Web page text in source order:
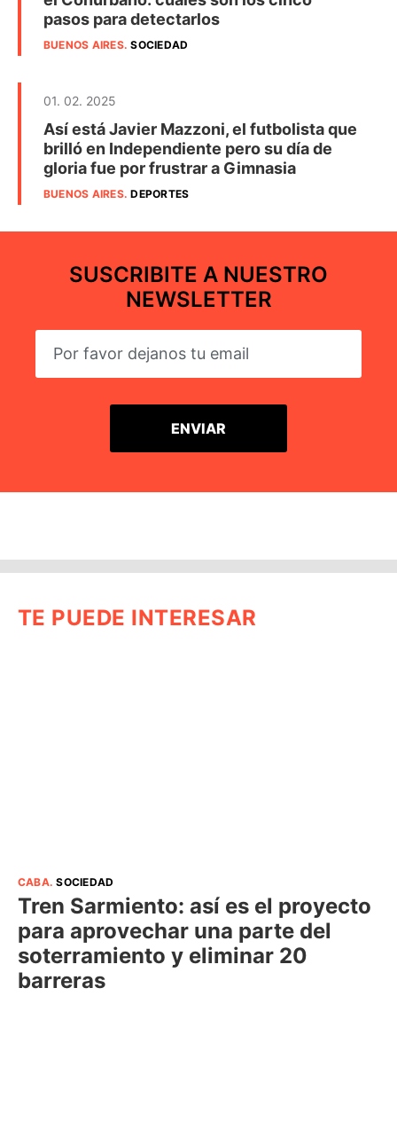
pasos para detectarlos
BUENOS AIRES.SOCIEDAD
01. 02. 2025
Así está Javier Mazzoni, el futbolista que
brilló en Independiente pero su día de
gloria fue por frustrar a Gimnasia
BUENOS AIRES.DEPORTES
SUSCRIBITE A NUESTRO
NEWSLETTER
TE PUEDE INTERESAR
CABA.SOCIEDAD
Tren Sarmiento: así es el proyecto
para aprovechar una parte del
soterramiento y eliminar 20
barreras